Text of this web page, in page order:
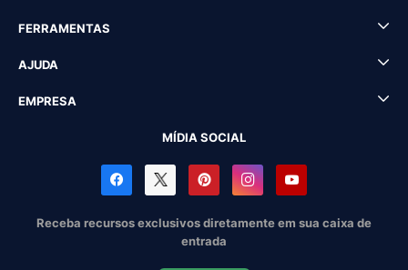
FERRAMENTAS
AJUDA
EMPRESA
MÍDIA SOCIAL
Receba recursos exclusivos diretamente em sua caixa de
entrada